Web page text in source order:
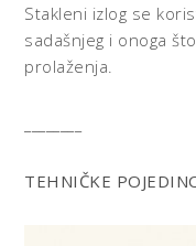
Stakleni izlog se
sadašnjeg i onoga
prolaženja.
TEHNIČKE